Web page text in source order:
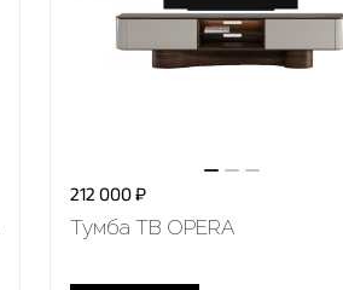
212 000 ₽
Тумба ТВ OPERA